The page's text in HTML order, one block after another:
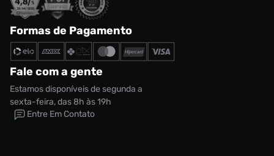
Formas de Pagamento
Fale com a gente
Estamos disponíveis de segunda a
sexta-feira, das 8h às 19h
Entre Em Contato